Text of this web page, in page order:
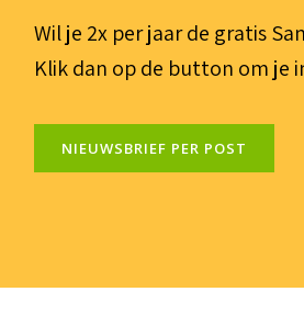
Wil je 2x per jaar de gratis
Klik dan op de button om je
NIEUWSBRIEF PER POST